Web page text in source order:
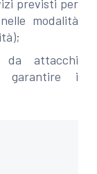
previsti per
modalità
da attacchi
garantire i